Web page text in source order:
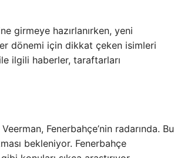
girmeye hazırlanırken, yeni
dönemi için dikkat çeken isimleri
ile ilgili haberler, taraftarları
Fenerbahçe’nin radarında. Bu
bekleniyor. Fenerbahçe